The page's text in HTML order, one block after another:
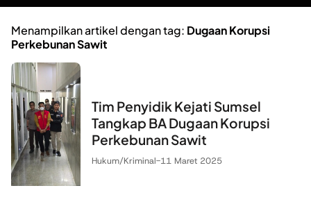
Menampilkan artikel dengan tag: Dugaan Korupsi
Perkebunan Sawit
Tim Penyidik Kejati Sumsel
Tangkap BA Dugaan Korupsi
Perkebunan Sawit
Hukum/Kriminal-11 Maret 2025